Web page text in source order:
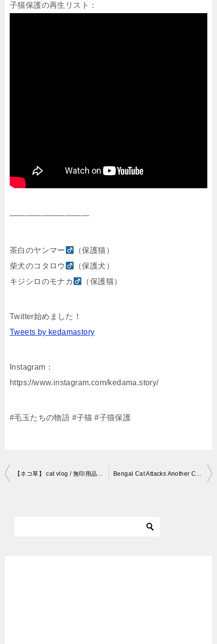
子猫保護の再生リスト：
——————————
茶白のヤンマー
（保護猫）
柴犬のコタロウ
（保護犬）
キジシロのモナカ
（保護猫）
Twitter始めました！
Tweets by kedamastory
Instagram：
https://www.instagram.com/kedama.story/
#毛玉たちの物語 #子猫 #子猫保護
投
【ネコ草】 cat vlog / 無印用品 猫草栽培セット Bengal Cat Attacks Another Cat | 4K